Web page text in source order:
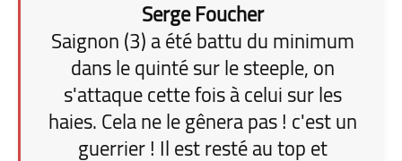
Serge Foucher
Saignon (3) a été battu du minimum
dans le quinté sur le steeple, on
s'attaque cette fois à celui sur les
haies. Cela ne le gênera pas ! c'est un
guerrier ! Il est resté au top et